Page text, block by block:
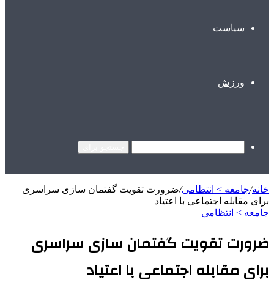
سیاست
ورزش
خانه/جامعه > انتظامی/ضرورت تقویت گفتمان سازی سراسری
برای مقابله اجتماعی با اعتیاد
جامعه > انتظامی
ضرورت تقویت گفتمان سازی سراسری
برای مقابله اجتماعی با اعتیاد